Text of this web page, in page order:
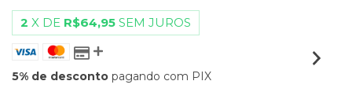
2 X DE R$64,95 SEM JUROS
5% de desconto pagando com PIX